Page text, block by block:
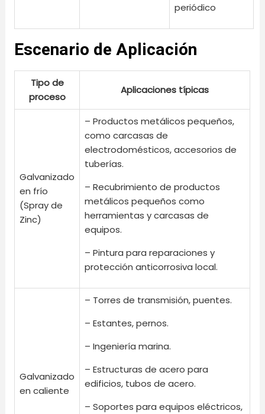
periódico
Escenario de Aplicación
Tipo de
proceso
Aplicaciones típicas
Galvanizado
en frío
(Spray de
Zinc)
– Productos metálicos pequeños,
como carcasas de
electrodomésticos, accesorios de
tuberías.
– Recubrimiento de productos
metálicos pequeños como
herramientas y carcasas de
equipos.
– Pintura para reparaciones y
protección anticorrosiva local.
Galvanizado
en caliente
– Torres de transmisión, puentes.
– Estantes, pernos.
– Ingeniería marina.
– Estructuras de acero para
edificios, tubos de acero.
– Soportes para equipos eléctricos,